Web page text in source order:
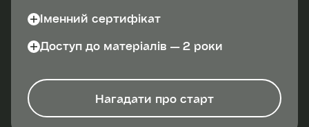
Іменний сертифікат
Доступ до матеріалів — 2 роки
Нагадати про старт